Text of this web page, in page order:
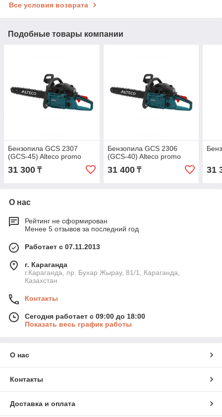
Все условия возврата
Подобные товары компании
Бензопила GCS 2307
(GCS-45) Alteco promo
31 300 ₸
Бензопила GCS 2306
(GCS-40) Alteco promo
31 400₸ 31
О нас
Рейтинг не сформирован
Менее 5 отзывов за последний год
Работает с 07.11.2013
г. Караганда
г.Караганда, пр. Бухар Жырау, 81/1, Караганда,
Казахстан
Контакты
Сегодня работает с 09:00 до 18:00
Показать весь график работы
О нас
Контакты
Доставка и оплата